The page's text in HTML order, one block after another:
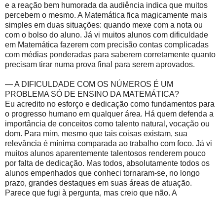
e a reação bem humorada da audiência indica que muitos
percebem o mesmo. A Matemática fica magicamente mais
simples em duas situações: quando mexe com a nota ou
com o bolso do aluno. Já vi muitos alunos com dificuldade
em Matemática fazerem com precisão contas complicadas
com médias ponderadas para saberem corretamente quanto
precisam tirar numa prova final para serem aprovados.
— A DIFICULDADE COM OS NÚMEROS É UM
PROBLEMA SÓ DE ENSINO DA MATEMÁTICA?
Eu acredito no esforço e dedicação como fundamentos para
o progresso humano em qualquer área. Há quem defenda a
importância de conceitos como talento natural, vocação ou
dom. Para mim, mesmo que tais coisas existam, sua
relevância é mínima comparada ao trabalho com foco. Já vi
muitos alunos aparentemente talentosos renderem pouco
por falta de dedicação. Mas todos, absolutamente todos os
alunos empenhados que conheci tornaram-se, no longo
prazo, grandes destaques em suas áreas de atuação.
Parece que fugi à pergunta, mas creio que não. A